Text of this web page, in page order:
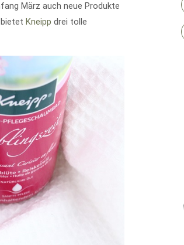
März auch neue Produkte
Kneipp drei tolle